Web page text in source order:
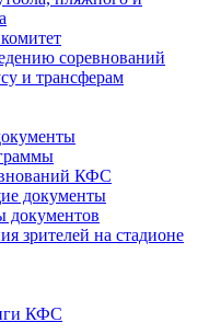
соревнований
и трансферам
КФС
документы
документов
зрителей на стадионе
КФС